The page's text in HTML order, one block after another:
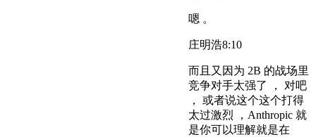
嗯 。
庄明浩8:10
而且又因为 2B 的战场里
竞争对手太强了 ， 对吧
， 或者说这个这个打得
太过激烈 ，Anthropic 就
是你可以理解就是在